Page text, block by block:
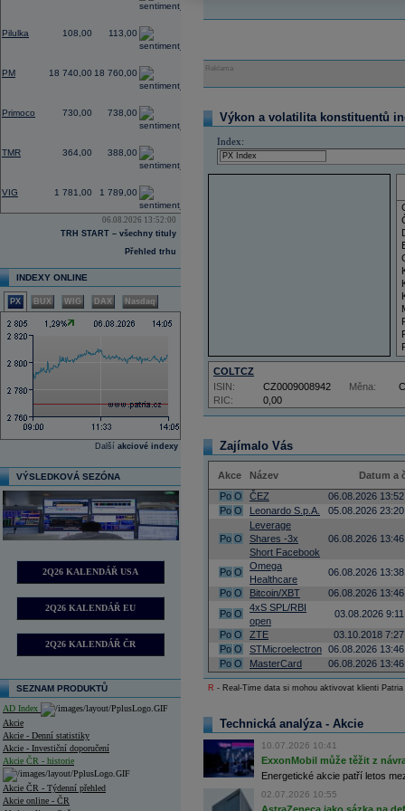
Pilulka 108,00 113,00
2,80
PM 18 740,00 18 760,00
0,32
Primoco 730,00 738,00
TMR 364,00 388,00
VIG 1 781,00 1 789,00
06.08.2026 13:52:00
TRH START – všechny tituly
Přehled trhu
INDEXY ONLINE
PX BUX WIG DAX Nasdaq
Další akciové indexy
VÝSLEDKOVÁ SEZÓNA
2Q26 KALENDÁŘ USA
2Q26 KALENDÁŘ EU
2Q26 KALENDÁŘ ČR
SEZNAM PRODUKTŮ
AD Index
Akcie
Akcie - Denní statistiky
Akcie - Investiční doporučení
Akcie ČR - historie
Akcie ČR - Týdenní přehled
Akcie online - ČR
Reklama
Výkon a volatilita konstituentů
Index:
COLTCZ
RIC: 0,00
ISIN: CZ0009008942 Měna:
Zajímalo Vás
Akce Název
Datum a
Po O ČEZ
06.08.2026
Po O Leonardo S.p.A. 05.08.2026
Po O
Leverage
Shares -3x
Short Facebook
06.08.2026
Po O
Omega
Healthcare
06.08.2026
Po O Bitcoin/XBT
06.08.2026
Po O
4xS SPL/RBI
open
03.08.2026
Po O ZTE
03.10.2018
Po O STMicroelectron 06.08.2026
Po O MasterCard 06.08.2026
R - Real-Time data si mohou aktivovat klienti
Technická analýza - Akcie
10.07.2026 10:41
ExxonMobil může těžit z
Energetické akcie patří letos
02.07.2026 10:55